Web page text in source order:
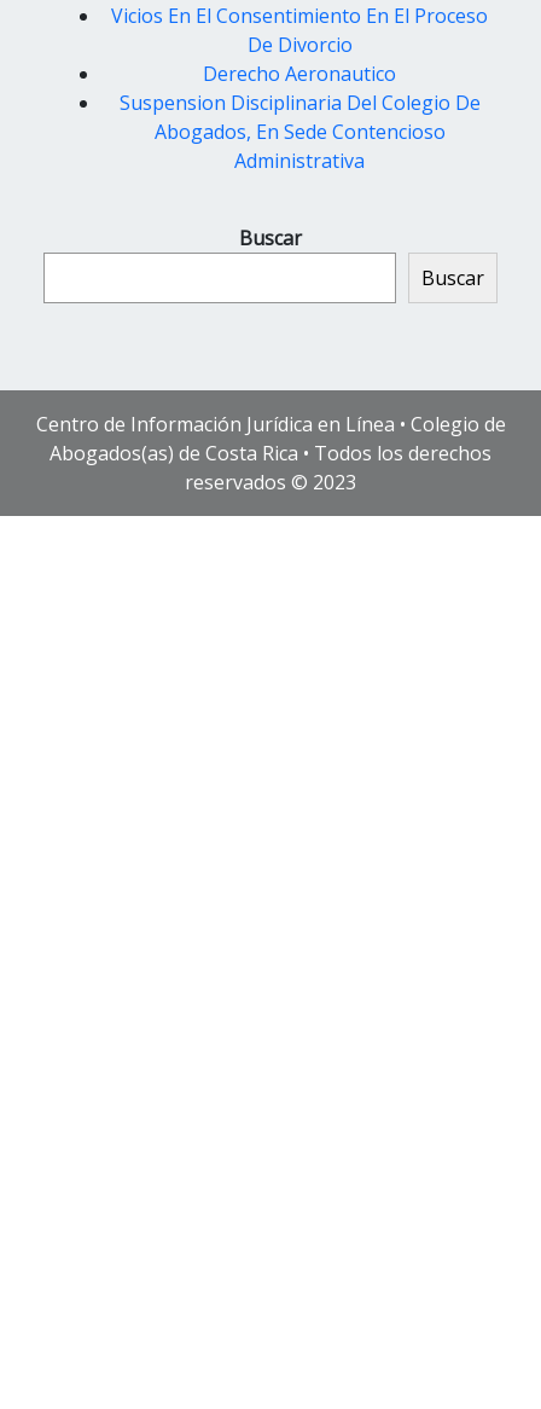
Vicios En El Consentimiento En El Proceso
De Divorcio
Derecho Aeronautico
Suspension Disciplinaria Del Colegio De
Abogados, En Sede Contencioso
Administrativa
Buscar
Buscar
Centro de Información Jurídica en Línea • Colegio de
Abogados(as) de Costa Rica • Todos los derechos
reservados © 2023